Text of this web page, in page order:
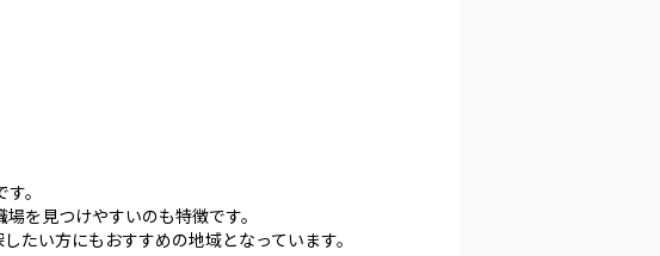
。
を見つけやすいのも特徴です。
たい方にもおすすめの地域となっています。